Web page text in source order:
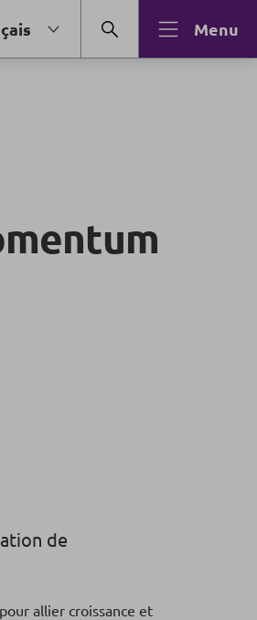
Menu
de
allier croissance et